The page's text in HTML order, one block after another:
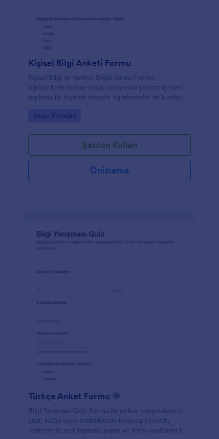
Kişisel Bilgi Anketi Formu
Kişisel Bilgi ve Kelime Bilgisi Sınavı Formu,
öğrencilerin kelime bilgisi seviyesini çevrim içi veri
toplama ile ölçmek isteyen öğretmenler ve kurslar
Go to Category:
Sınav Formları
Şablon Kullan
Önizleme
Türkçe Anket Formu 🎯
Bilgi Yarışması Quiz Formu ile online yarışmalarınızı
sınıf, kulüp veya etkinliklerde kolayca yönetin,
Jotform ile veri toplama yapın ve form yanıtlarını tek